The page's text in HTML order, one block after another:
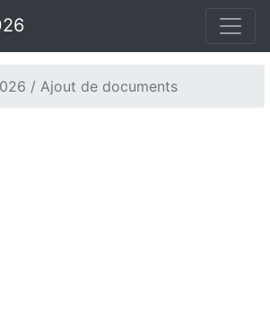
/ Ajout de documents